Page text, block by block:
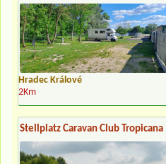
Hradec Králové
2Km
Stellplatz Caravan Club Tropicana